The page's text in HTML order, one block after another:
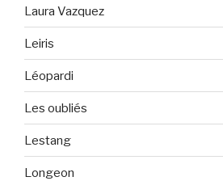
Laura Vazquez
Leiris
Léopardi
Les oubliés
Lestang
Longeon